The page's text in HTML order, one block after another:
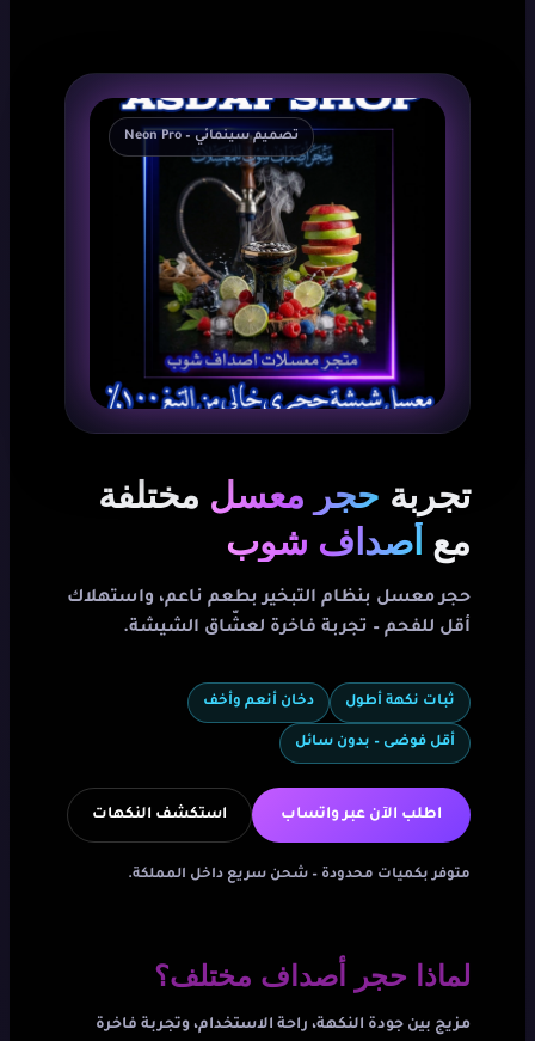
تجربة حجر معسل مختلفة
مع أصداف شوب
حجر معسل بنظام التبخير بطعم ناعم، واستهلاك
أقل للفحم – تجربة فاخرة لعشّاق الشيشة.
ثبات نكهة أطول دخان أنعم وأخف
أقل فوضى – بدون سائل
اطلب الآن عبر واتساب استكشف النكهات
متوفر بكميات محدودة – شحن سريع داخل المملكة.
تصميم سينمائي – Neon Pro
لماذا حجر أصداف مختلف؟
مزيج بين جودة النكهة، راحة الاستخدام، وتجربة فاخرة